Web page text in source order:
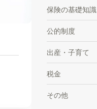
保険の基礎知識
公的制度
出産・子育て
税金
その他